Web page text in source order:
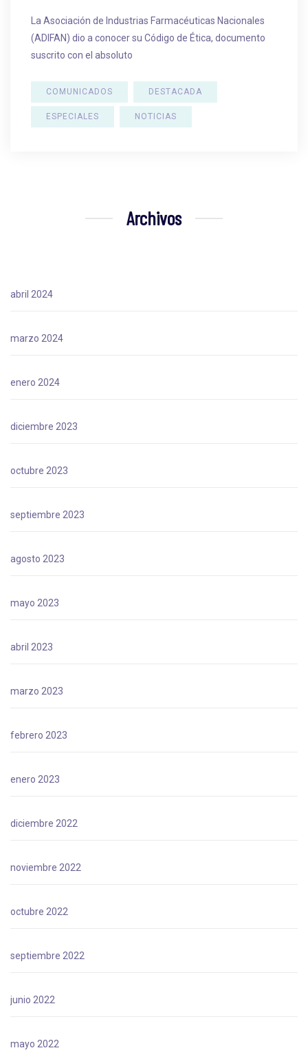
La Asociación de Industrias Farmacéuticas Nacionales
(ADIFAN) dio a conocer su Código de Ética, documento
suscrito con el absoluto
COMUNICADOS DESTACADA
ESPECIALES NOTICIAS
Archivos
abril 2024
marzo 2024
enero 2024
diciembre 2023
octubre 2023
septiembre 2023
agosto 2023
mayo 2023
abril 2023
marzo 2023
febrero 2023
enero 2023
diciembre 2022
noviembre 2022
octubre 2022
septiembre 2022
junio 2022
mayo 2022